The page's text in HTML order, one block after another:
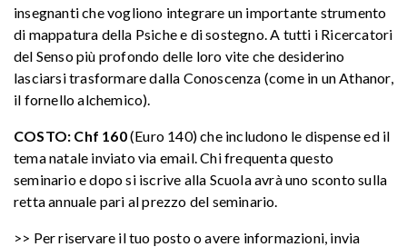
insegnanti che vogliono integrare un importante strumento
di mappatura della Psiche e di sostegno. A tutti i Ricercatori
del Senso più profondo delle loro vite che desiderino
lasciarsi trasformare dalla Conoscenza (come in un Athanor,
il fornello alchemico).
COSTO: Chf 160(Euro 140) che includono le dispense ed il
tema natale inviato via email. Chi frequenta questo
seminario e dopo si iscrive alla Scuola avrà uno sconto sulla
retta annuale pari al prezzo del seminario.
>> Per riservare il tuo posto o avere informazioni, invia